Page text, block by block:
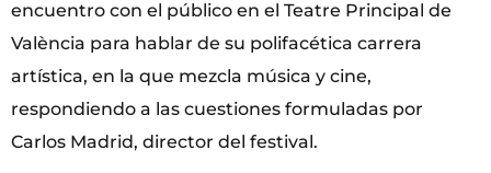
encuentro con el público en el Teatre Principal de
València para hablar de su polifacética carrera
artística, en la que mezcla música y cine,
respondiendo a las cuestiones formuladas por
Carlos Madrid, director del festival.